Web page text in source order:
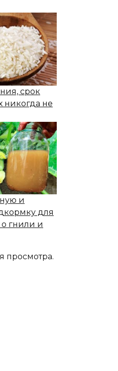
срок
никогда не
и
для
о гнили и
просмотра.